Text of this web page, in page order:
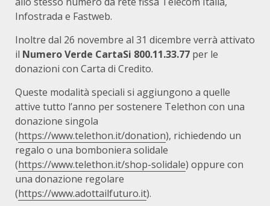
Infostrada e Fastweb.
Inoltre dal 26 novembre al 31 dicembre verrà attivato
il Numero Verde CartaSi 800.11.33.77 per le
donazioni con Carta di Credito.
Queste modalità speciali si aggiungono a quelle
attive tutto l’anno per sostenere Telethon con una
donazione singola
(https://www.telethon.it/donation), richiedendo un
regalo o una bomboniera solidale
(https://www.telethon.it/shop-solidale) oppure con
una donazione regolare
(https://www.adottailfuturo.it).